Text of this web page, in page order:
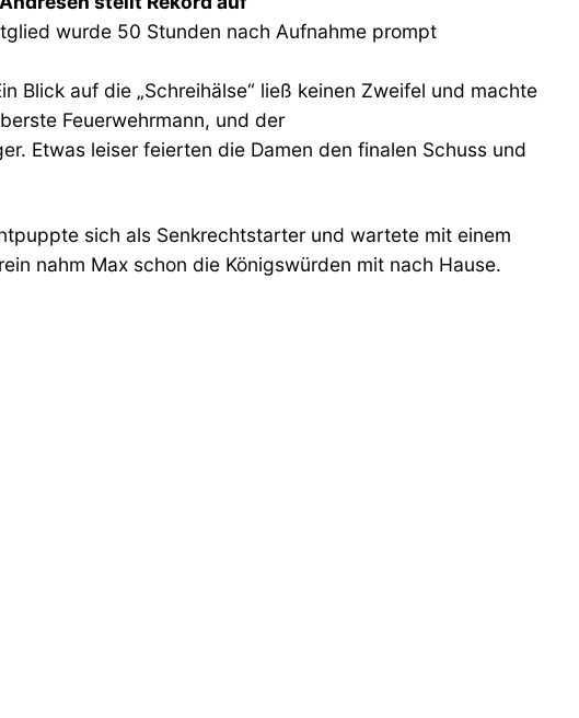
wurde 50 Stunden nach Aufnahme prompt
Blick auf die „Schreihälse“ ließ keinen Zweifel und machte
Feuerwehrmann, und der
Etwas leiser feierten die Damen den finalen Schuss und
sich als Senkrechtstarter und wartete mit einem
nahm Max schon die Königswürden mit nach Hause.